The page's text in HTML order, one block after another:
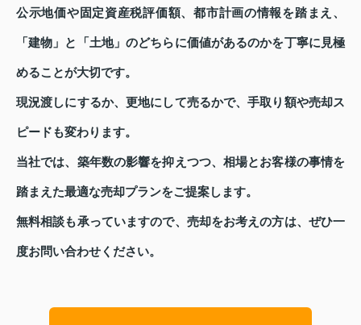
公示地価や固定資産税評価額、都市計画の情報を踏まえ、
「建物」と「土地」のどちらに価値があるのかを丁寧に見極
めることが大切です。
現況渡しにするか、更地にして売るかで、手取り額や売却ス
ピードも変わります。
当社では、築年数の影響を抑えつつ、相場とお客様の事情を
踏まえた最適な売却プランをご提案します。
無料相談も承っていますので、売却をお考えの方は、ぜひ一
度お問い合わせください。